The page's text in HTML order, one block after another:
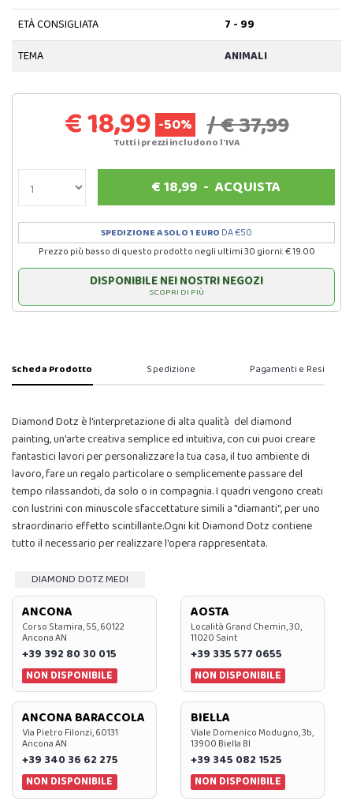
ETÀ CONSIGLIATA
7 - 99
TEMA
ANIMALI
€ 18,99 -50% / € 37,99
Tutti i prezzi includono l'IVA
€18,99 -ACQUISTA
SPEDIZIONE A SOLO 1 EURO DA €50
Prezzo più basso di questo prodotto negli ultimi 30 giorni: € 19.00
DISPONIBILE NEI NOSTRI NEGOZI
SCOPRI DI PIÙ
Scheda Prodotto Spedizione Pagamenti e Resi
Diamond Dotz è l'interpretazione di alta qualità del diamond
painting, un'arte creativa semplice ed intuitiva, con cui puoi creare
fantastici lavori per personalizzare la tua casa, il tuo ambiente di
lavoro, fare un regalo particolare o semplicemente passare del
tempo rilassandoti, da solo o in compagnia. I quadri vengono creati
con lustrini con minuscole sfaccettature simili a "diamanti", per uno
straordinario effetto scintillante.Ogni kit Diamond Dotz contiene
tutto il necessario per realizzare l'opera rappresentata.
DIAMOND DOTZ MEDI
ANCONA
Corso Stamira, 55, 60122
Ancona AN
+39 392 80 30 015
NON DISPONIBILE
AOSTA
Località Grand Chemin, 30,
11020 Saint
+39 335 577 0655
NON DISPONIBILE
ANCONA BARACCOLA
Via Pietro Filonzi, 60131
Ancona AN
+39 340 36 62 275
NON DISPONIBILE
BIELLA
Viale Domenico Modugno, 3b,
13900 Biella BI
+39 345 082 1525
NON DISPONIBILE